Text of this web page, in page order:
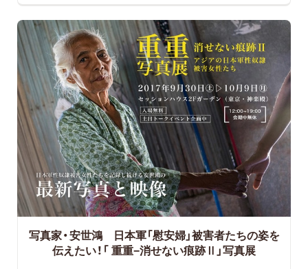
写真家・安世鴻 日本軍「慰安婦」被害者たちの姿を
伝えたい！「 重重−消せない痕跡Ⅱ」写真展